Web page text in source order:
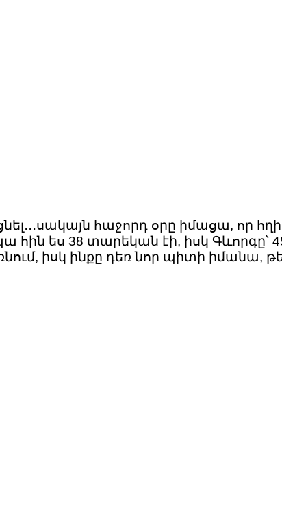
հաջորդ օրը իմացա, որ
հին ես 38 տարեկան էի, իսկ Գևորգը՝
իսկ ինքը դեռ նոր պիտի իմանա, թե